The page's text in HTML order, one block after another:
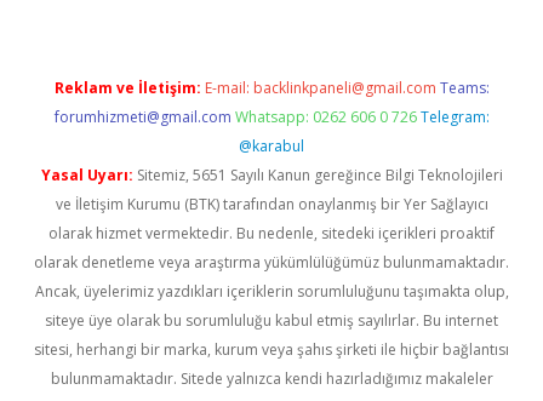
Reklam ve İletişim: E-mail: backlinkpaneli@gmail.com Teams:
forumhizmeti@gmail.com Whatsapp: 0262 606 0 726 Telegram:
@karabul
Yasal Uyarı: Sitemiz, 5651 Sayılı Kanun gereğince Bilgi Teknolojileri
ve İletişim Kurumu (BTK) tarafından onaylanmış bir Yer Sağlayıcı
olarak hizmet vermektedir. Bu nedenle, sitedeki içerikleri proaktif
olarak denetleme veya araştırma yükümlülüğümüz bulunmamaktadır.
Ancak, üyelerimiz yazdıkları içeriklerin sorumluluğunu taşımakta olup,
siteye üye olarak bu sorumluluğu kabul etmiş sayılırlar. Bu internet
sitesi, herhangi bir marka, kurum veya şahıs şirketi ile hiçbir bağlantısı
bulunmamaktadır. Sitede yalnızca kendi hazırladığımız makaleler